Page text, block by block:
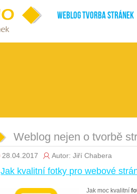
Weblog nejen o tvorbě
28.04.2017 Autor: Jiří Chabera
Jak kvalitní fotky pro webové
Jak moc kvalitní
Weblog tvorba stránek